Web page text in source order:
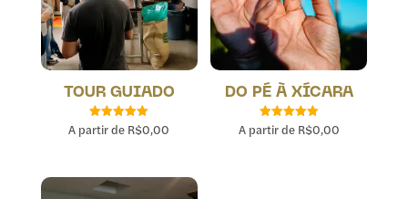
TOUR GUIADO
Avaliação
5.00
A partir de R$0,00
DO PÉ À XÍCARA
Avaliação
5.00
A partir de R$0,00